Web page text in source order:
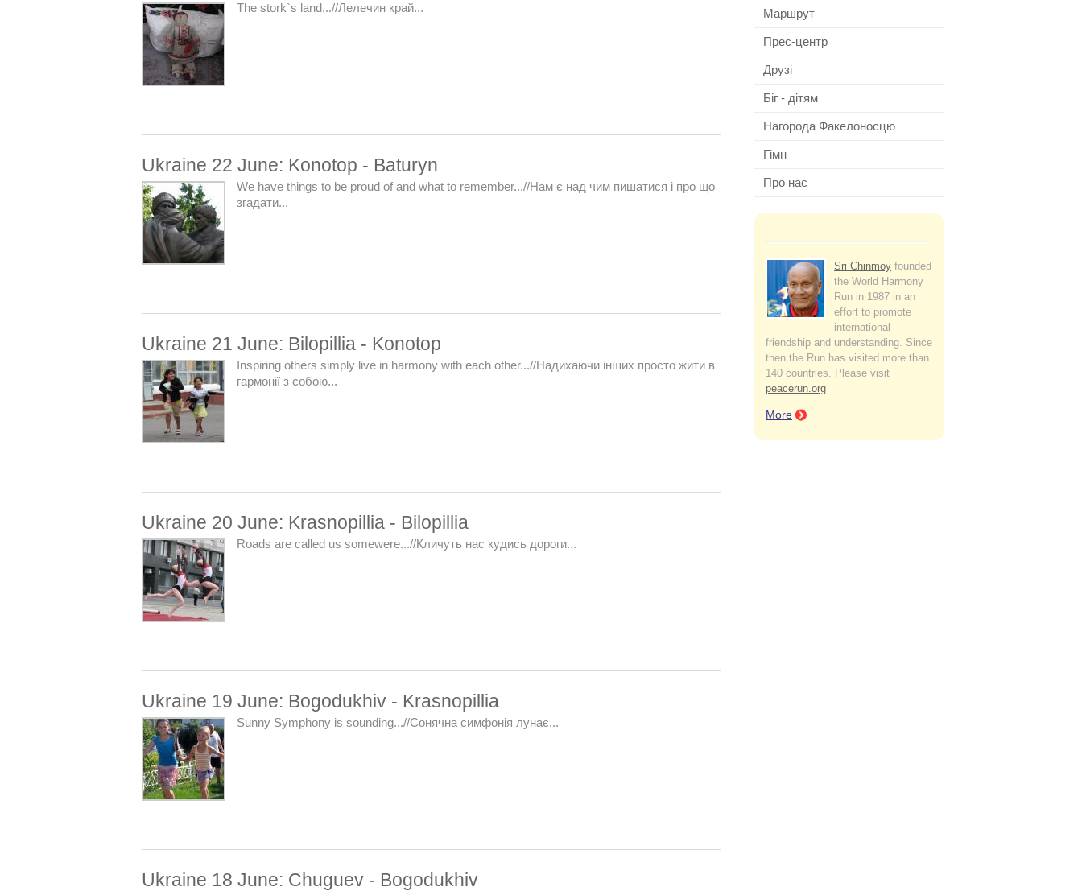
Маршрут
Прес-центр
Друзі
Біг - дітям
Нагорода Факелоносцю
Гімн
Про нас
Sri Chinmoy founded
the World Harmony
Run in 1987 in an
effort to promote
international
friendship and understanding. Since
then the Run has visited more than
140 countries. Please visit
peacerun.org
More
The stork`s land...//Лелечин край...
Ukraine 22 June: Konotop - Baturyn
We have things to be proud of and what to remember...//Нам є над чим пишатися і про що
згадати...
Ukraine 21 June: Bilopillia - Konotop
Inspiring others simply live in harmony with each other...//Надихаючи інших просто жити в
гармонії з собою...
Ukraine 20 June: Krasnopillia - Bilopillia
Roads are called us somewere...//Кличуть нас кудись дороги...
Ukraine 19 June: Bogodukhiv - Krasnopillia
Sunny Symphony is sounding...//Сонячна симфонія лунає...
Ukraine 18 June: Chuguev - Bogodukhiv